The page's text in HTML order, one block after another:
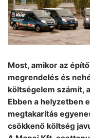
Most, amikor az
megrendelés és
költségelem számít,
Ebben a helyzetben
megtakarítás
csökkenő költség